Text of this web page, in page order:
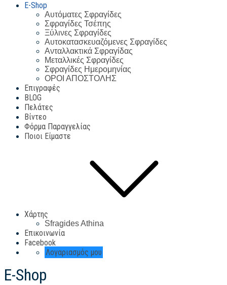
E-Shop
Αυτόματες Σφραγίδες
Σφραγίδες Τσέπης
Ξύλινες Σφραγίδες
Αυτοκατασκευαζόμενες Σφραγίδες
Ανταλλακτικά Σφραγίδας
Μεταλλικές Σφραγίδες
Σφραγίδες Ημερομηνίας
ΟΡΟΙ ΑΠΟΣΤΟΛΗΣ
Επιγραφές
BLOG
Πελάτες
Βίντεο
Φόρμα Παραγγελίας
Ποιοι Είμαστε
Χάρτης
Sfragides Athina
Επικοινωνία
Facebook
Λογαριασμός μου
E-Shop